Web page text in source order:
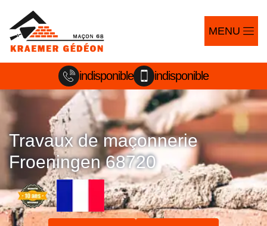
MENU
indisponible indisponible
Travaux de maçonnerie
Froeningen 68720